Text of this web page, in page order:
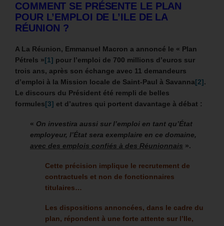
COMMENT SE PRÉSENTE LE PLAN
POUR L’EMPLOI DE L’ILE DE LA
RÉUNION ?
A La Réunion, Emmanuel Macron a annoncé le « Plan
Pétrels »[1] pour l’emploi de 700 millions d’euros sur
trois ans, après son échange avec 11 demandeurs
d’emploi à la Mission locale de Saint-Paul à Savanna[2].
Le discours du Président été rempli de belles
formules[3] et d’autres qui portent davantage à débat :
« On investira aussi sur l’emploi en tant qu’État
employeur, l’État sera exemplaire en ce domaine,
avec des emplois confiés à des Réunionnais ».
Cette précision implique le recrutement de
contractuels et non de fonctionnaires
titulaires…
Les dispositions annoncées, dans le cadre du
plan, répondent à une forte attente sur l’Ile,